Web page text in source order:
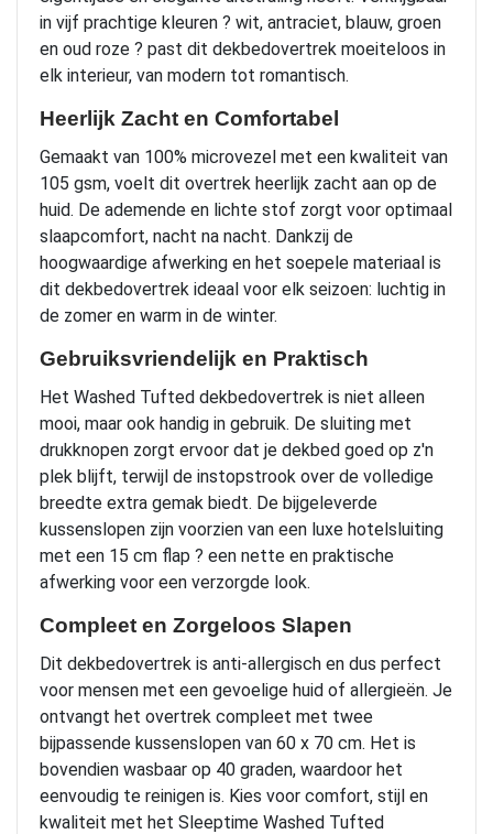
in vijf prachtige kleuren ? wit, antraciet, blauw, groen
en oud roze ? past dit dekbedovertrek moeiteloos in
elk interieur, van modern tot romantisch.
Heerlijk Zacht en Comfortabel
Gemaakt van 100% microvezel met een kwaliteit van
105 gsm, voelt dit overtrek heerlijk zacht aan op de
huid. De ademende en lichte stof zorgt voor optimaal
slaapcomfort, nacht na nacht. Dankzij de
hoogwaardige afwerking en het soepele materiaal is
dit dekbedovertrek ideaal voor elk seizoen: luchtig in
de zomer en warm in de winter.
Gebruiksvriendelijk en Praktisch
Het Washed Tufted dekbedovertrek is niet alleen
mooi, maar ook handig in gebruik. De sluiting met
drukknopen zorgt ervoor dat je dekbed goed op z'n
plek blijft, terwijl de instopstrook over de volledige
breedte extra gemak biedt. De bijgeleverde
kussenslopen zijn voorzien van een luxe hotelsluiting
met een 15 cm flap ? een nette en praktische
afwerking voor een verzorgde look.
Compleet en Zorgeloos Slapen
Dit dekbedovertrek is anti-allergisch en dus perfect
voor mensen met een gevoelige huid of allergieën. Je
ontvangt het overtrek compleet met twee
bijpassende kussenslopen van 60 x 70 cm. Het is
bovendien wasbaar op 40 graden, waardoor het
eenvoudig te reinigen is. Kies voor comfort, stijl en
kwaliteit met het Sleeptime Washed Tufted